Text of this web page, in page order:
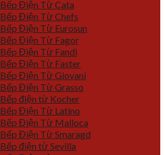
Bếp Điện Từ Cata
Bếp Điện Từ Chefs
Bếp Điện Từ Eurosun
Bếp Điện Từ Fagor
Bếp Điện Từ Fandi
Bếp Điện Từ Faster
Bếp Điện Từ Giovani
Bếp Điện Từ Grasso
Bếp điện từ Kocher
Bếp Điện Từ Latino
Bếp Điện Từ Malloca
Bếp Điện Từ Smaragd
Bếp điện từ Sevilla